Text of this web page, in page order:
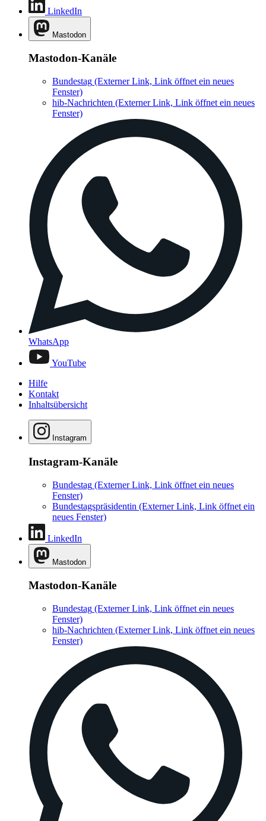
LinkedIn
Mastodon
Mastodon-Kanäle
Bundestag (Externer Link, Link öffnet ein neues
Fenster)
hib-Nachrichten (Externer Link, Link öffnet ein neues
Fenster)
WhatsApp
YouTube
Hilfe
Kontakt
Inhaltsübersicht
Instagram
Instagram-Kanäle
Bundestag (Externer Link, Link öffnet ein neues
Fenster)
Bundestagspräsidentin (Externer Link, Link öffnet ein
neues Fenster)
LinkedIn
Mastodon
Mastodon-Kanäle
Bundestag (Externer Link, Link öffnet ein neues
Fenster)
hib-Nachrichten (Externer Link, Link öffnet ein neues
Fenster)